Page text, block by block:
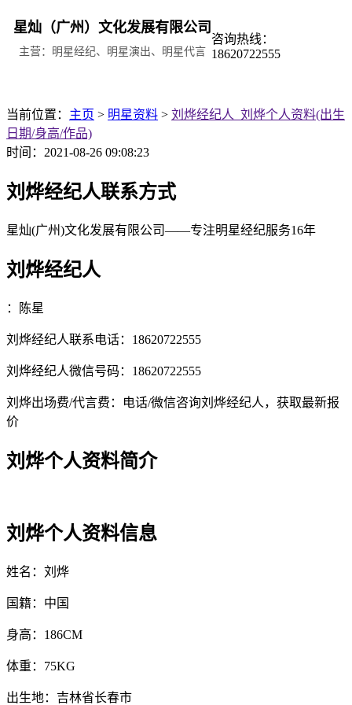
星灿（广州）文化发展有限公司
主营：明星经纪、明星演出、明星代言
咨询热线：
18620722555
当前位置： 主页 > 明星资料 > 刘烨经纪人_刘烨个人资料(出生
日期/身高/作品)
时间：2021-08-26 09:08:23
刘烨经纪人联系方式
星灿(广州)文化发展有限公司——专注明星经纪服务16年
刘烨经纪人
： 陈星
刘烨经纪人联系电话：18620722555
刘烨经纪人微信号码：18620722555
刘烨出场费/代言费：电话/微信咨询刘烨经纪人，获取最新报
价
刘烨个人资料简介
刘烨个人资料信息
姓名：刘烨
国籍：中国
身高：186CM
体重：75KG
出生地：吉林省长春市